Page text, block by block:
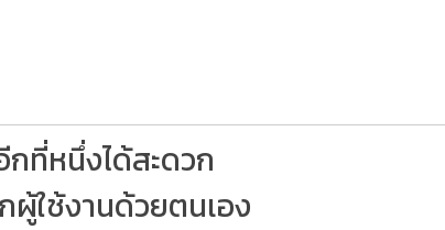
ที่หนึ่งได้สะดวก
ใช้งานด้วยตนเอง